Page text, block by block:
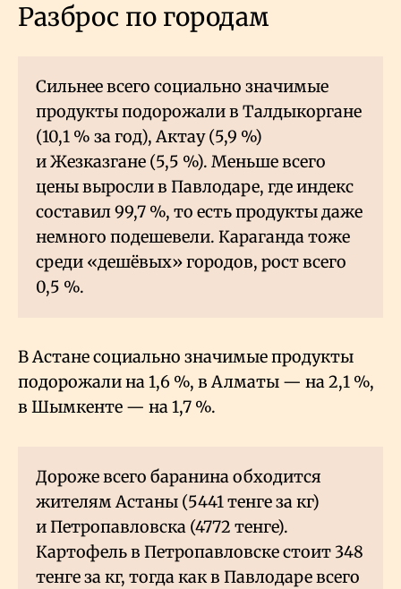
Разброс по городам
Сильнее всего социально значимые
продукты подорожали в Талдыкоргане
(10,1 % за год), Актау (5,9 %)
и Жезказгане (5,5 %). Меньше всего
цены выросли в Павлодаре, где индекс
составил 99,7 %, то есть продукты даже
немного подешевели. Караганда тоже
среди «дешёвых» городов, рост всего
0,5 %.
В Астане социально значимые продукты
подорожали на 1,6 %, в Алматы — на 2,1 %,
в Шымкенте — на 1,7 %.
Дороже всего баранина обходится
жителям Астаны (5441 тенге за кг)
и Петропавловска (4772 тенге).
Картофель в Петропавловске стоит 348
тенге за кг, тогда как в Павлодаре всего